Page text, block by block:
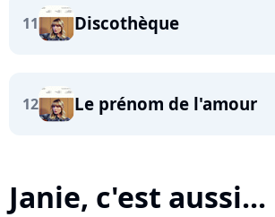
11 Discothèque
12 Le prénom de l'amour
Janie, c'est aussi...